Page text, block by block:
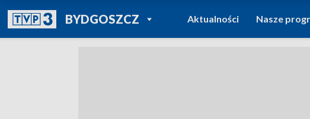
BYDGOSZCZPOWRÓT DO
TVP REGIONY
Aktualności Nasze